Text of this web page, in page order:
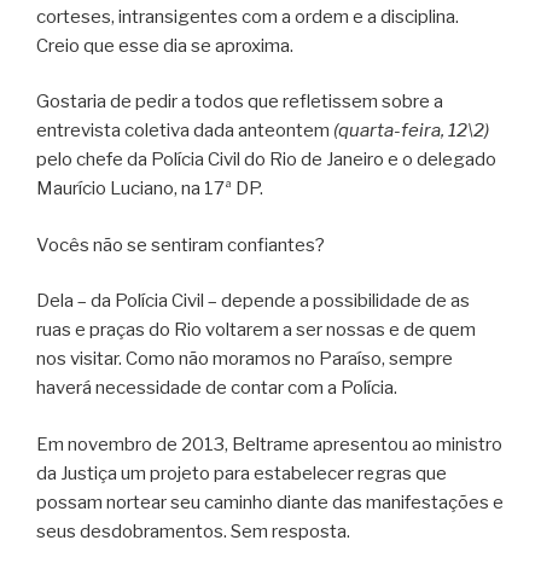
corteses, intransigentes com a ordem e a disciplina.
Creio que esse dia se aproxima.
Gostaria de pedir a todos que refletissem sobre a
entrevista coletiva dada anteontem (quarta-feira, 12\2)
pelo chefe da Polícia Civil do Rio de Janeiro e o delegado
Maurício Luciano, na 17ª DP.
Vocês não se sentiram confiantes?
Dela – da Polícia Civil – depende a possibilidade de as
ruas e praças do Rio voltarem a ser nossas e de quem
nos visitar. Como não moramos no Paraíso, sempre
haverá necessidade de contar com a Polícia.
Em novembro de 2013, Beltrame apresentou ao ministro
da Justiça um projeto para estabelecer regras que
possam nortear seu caminho diante das manifestações e
seus desdobramentos. Sem resposta.